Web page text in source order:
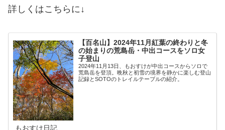
詳しくはこちらに↓
【百名山】2024年11月紅葉の終わりと冬
の始まりの荒島岳・中出コースをソロ女
子登山
2024年11月13日、もおすけが中出コースからソロで
荒島岳を登頂。晩秋と初雪の境界を静かに楽しむ登山
記録とSOTOのトレイルテーブルの紹介。
もおすけ日記